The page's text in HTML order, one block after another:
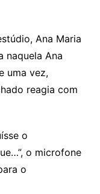
Ana Maria
naquela Ana
uma vez,
reagia com
o
o microfone
o